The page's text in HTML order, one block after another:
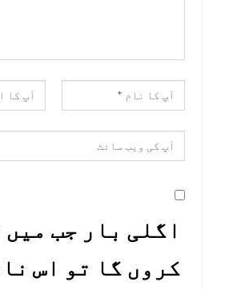
اگلی بار جب میں
کروں گا تو اس